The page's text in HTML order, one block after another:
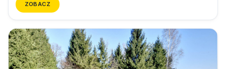
ZOBACZ